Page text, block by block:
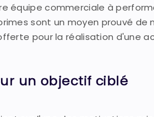
équipe commerciale à
sont un moyen prouvé
pour la réalisation d'une
un objectif ciblé